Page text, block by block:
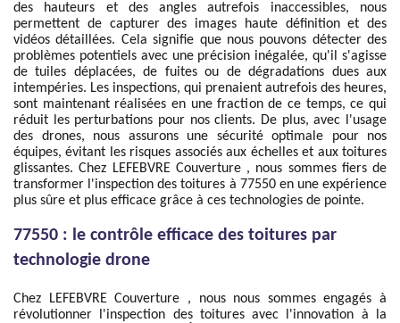
des hauteurs et des angles autrefois inaccessibles, nous
permettent de capturer des images haute définition et des
vidéos détaillées. Cela signifie que nous pouvons détecter des
problèmes potentiels avec une précision inégalée, qu'il s'agisse
de tuiles déplacées, de fuites ou de dégradations dues aux
intempéries. Les inspections, qui prenaient autrefois des heures,
sont maintenant réalisées en une fraction de ce temps, ce qui
réduit les perturbations pour nos clients. De plus, avec l'usage
des drones, nous assurons une sécurité optimale pour nos
équipes, évitant les risques associés aux échelles et aux toitures
glissantes. Chez LEFEBVRE Couverture , nous sommes fiers de
transformer l'inspection des toitures à 77550 en une expérience
plus sûre et plus efficace grâce à ces technologies de pointe.
77550 : le contrôle efficace des toitures par
technologie drone
Chez LEFEBVRE Couverture , nous nous sommes engagés à
révolutionner l'inspection des toitures avec l'innovation à la